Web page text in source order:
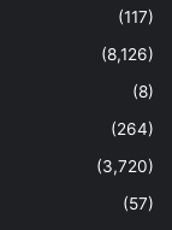
(117)
(8,126)
(8)
(264)
(3,720)
(57)